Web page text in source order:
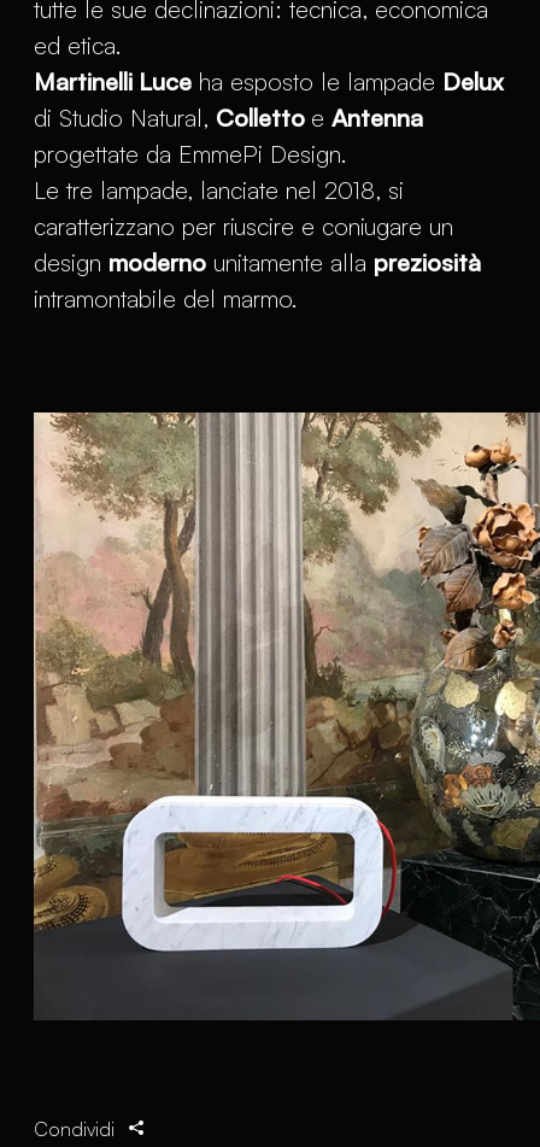
tutte le sue declinazioni: tecnica, economica
ed etica.
Martinelli Luce ha esposto le lampade Delux
di Studio Natural, Colletto e Antenna
progettate da EmmePi Design.
Le tre lampade, lanciate nel 2018, si
caratterizzano per riuscire e coniugare un
design moderno unitamente alla preziosità
intramontabile del marmo.
Condividi